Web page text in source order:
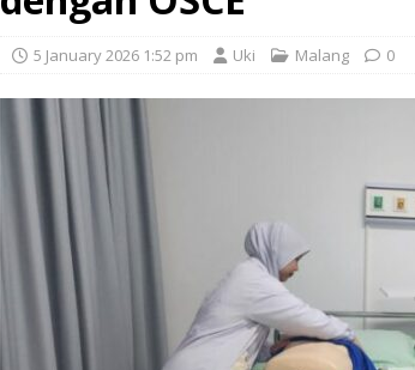
5 January 2026 1:52 pm Uki Malang 0